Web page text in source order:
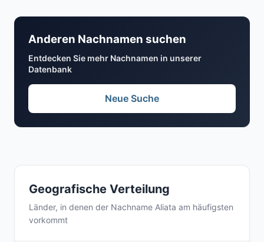
Geografische Verteilung
Länder, in denen der Nachname Aliata am häufigsten
vorkommt
Anderen Nachnamen suchen
Entdecken Sie mehr Nachnamen in unserer
Datenbank
Neue Suche